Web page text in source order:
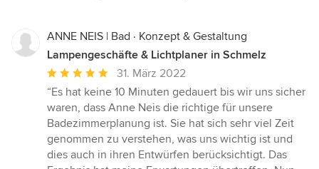
ANNE NEIS | Bad · Konzept & Gestaltung
Lampengeschäfte & Lichtplaner in Schmelz
Durchschnittliche
Bewertung:
5
von
5
Sternen
31. März 2022
“Es hat keine 10 Minuten gedauert bis wir uns sicher
waren, dass Anne Neis die richtige für unsere
Badezimmerplanung ist. Sie hat sich sehr viel Zeit
genommen zu verstehen, was uns wichtig ist und
dies auch in ihren Entwürfen berücksichtigt. Das